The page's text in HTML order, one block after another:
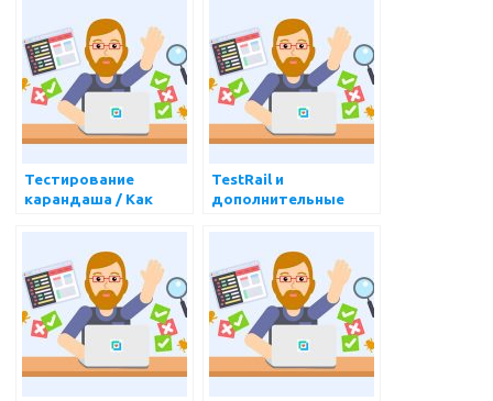
Тестирование
карандаша / Как
TestRail и
дополнительные